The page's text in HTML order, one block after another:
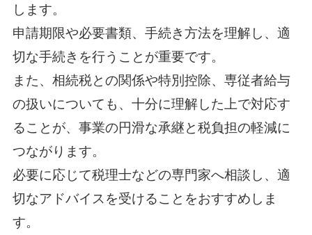
します。
申請期限や必要書類、手続き方法を理解し、適
切な手続きを行うことが重要です。
また、相続税との関係や特別控除、専従者給与
の扱いについても、十分に理解した上で対応す
ることが、事業の円滑な承継と税負担の軽減に
つながります。
必要に応じて税理士などの専門家へ相談し、適
切なアドバイスを受けることをおすすめしま
す。